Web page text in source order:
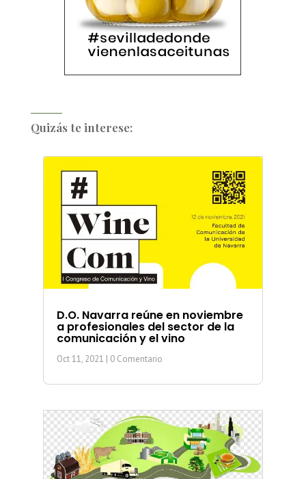
Quizás te interese:
D.O. Navarra reúne en noviembre
a profesionales del sector de la
comunicación y el vino
Oct 11, 2021 | 0 Comentario